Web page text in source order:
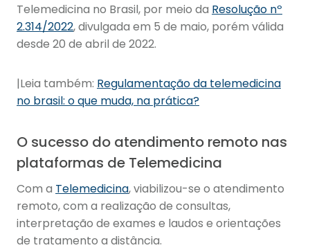
Telemedicina no Brasil, por meio da Resolução nº
2.314/2022, divulgada em 5 de maio, porém válida
desde 20 de abril de 2022.
|Leia também: Regulamentação da telemedicina
no brasil: o que muda, na prática?
O sucesso do atendimento remoto nas
plataformas de Telemedicina
Com a Telemedicina, viabilizou-se o atendimento
remoto, com a realização de consultas,
interpretação de exames e laudos e orientações
de tratamento a distância.